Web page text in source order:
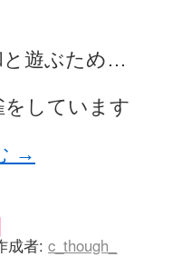
と遊ぶため…
しています
→
成者: c_though_